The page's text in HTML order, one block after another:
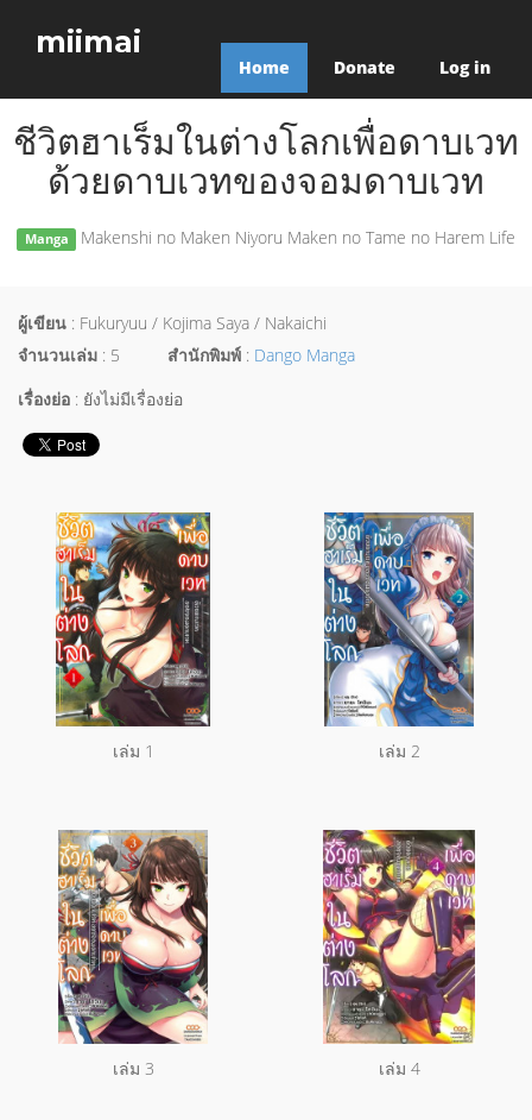
miimai
Home Donate Log in
ชีวิตฮาเร็มในต่างโลกเพื่อดาบเวท
ด้วยดาบเวทของจอมดาบเวท
Manga Makenshi no Maken Niyoru Maken no Tame no Harem Life
ผู้เขียน : Fukuryuu / Kojima Saya / Nakaichi
จำนวนเล่ม : 5 สำนักพิมพ์ : Dango Manga
เรื่องย่อ : ยังไม่มีเรื่องย่อ
เล่ม 1 เล่ม 2
เล่ม 3 เล่ม 4